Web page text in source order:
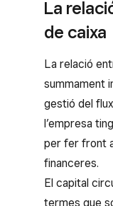
La
de caixa
La relació
summament
gestió del
l’empresa
per fer front
financeres.
El capital
termes que